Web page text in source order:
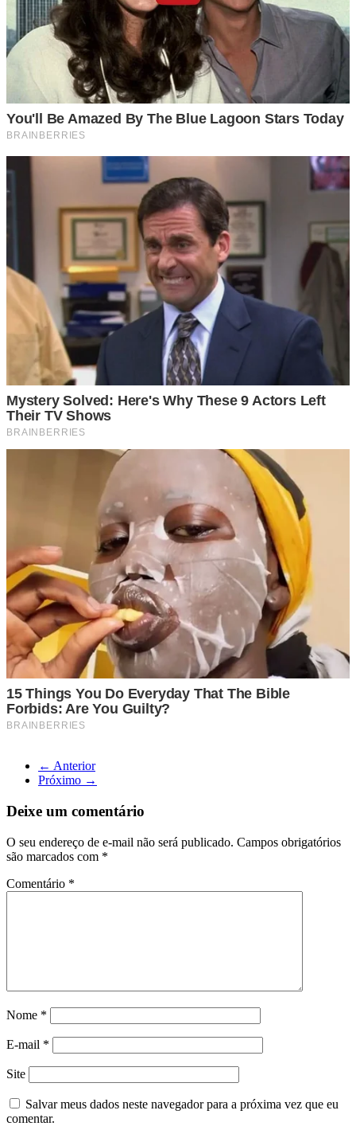
← Anterior
Próximo →
Deixe um comentário
O seu endereço de e-mail não será publicado. Campos obrigatórios
são marcados com *
Comentário *
Nome *
E-mail *
Site
Salvar meus dados neste navegador para a próxima vez que eu
comentar.